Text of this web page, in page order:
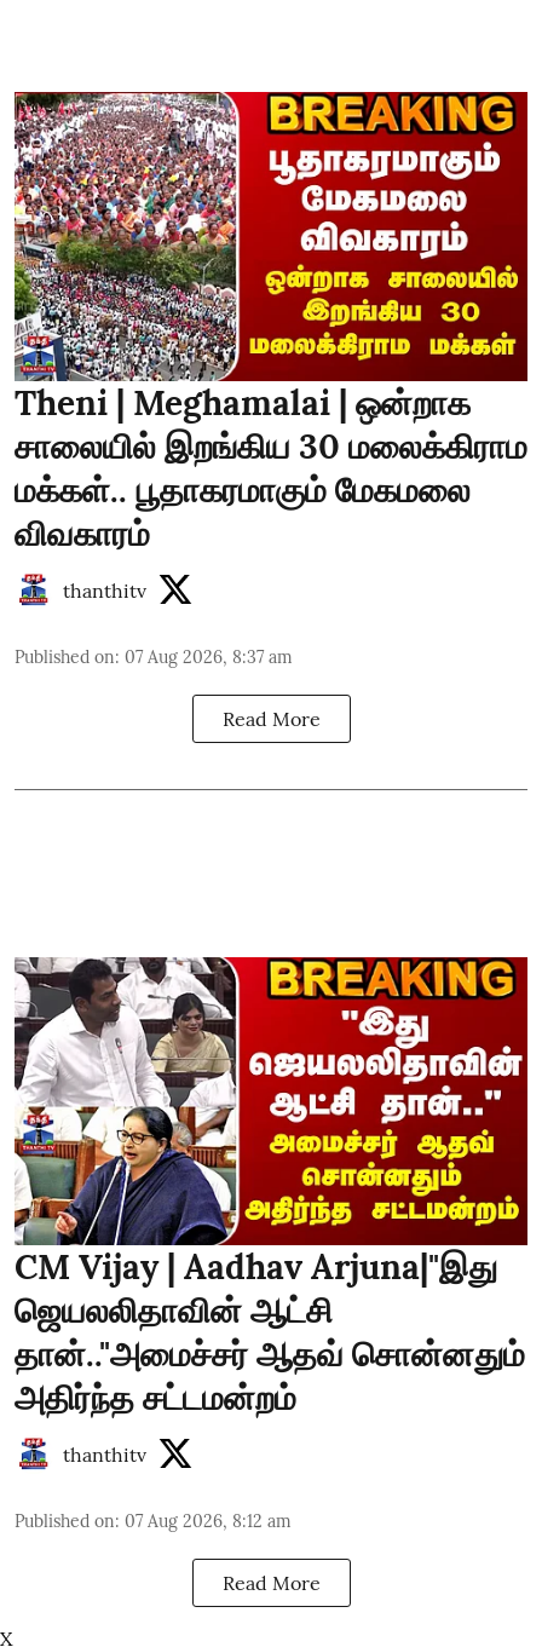
Theni | Meghamalai | ஒன்றாக
சாலையில் இறங்கிய 30 மலைக்கிராம
மக்கள்.. பூதாகரமாகும் மேகமலை
விவகாரம்
thanthitv
Published on: 07 Aug 2026, 8:37 am
Read More
CM Vijay | Aadhav Arjuna|"இது
ஜெயலலிதாவின் ஆட்சி
தான்.."அமைச்சர் ஆதவ் சொன்னதும்
அதிர்ந்த சட்டமன்றம்
thanthitv
Published on: 07 Aug 2026, 8:12 am
Read More
X